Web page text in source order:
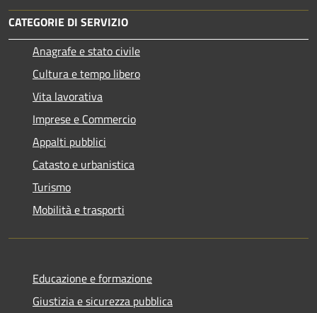
CATEGORIE DI SERVIZIO
Anagrafe e stato civile
Cultura e tempo libero
Vita lavorativa
Imprese e Commercio
Appalti pubblici
Catasto e urbanistica
Turismo
Mobilità e trasporti
Educazione e formazione
Giustizia e sicurezza pubblica